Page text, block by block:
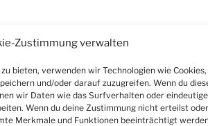
Zustimmung verwalten
bieten, verwenden wir Technologien wie Cookies,
und/oder darauf zuzugreifen. Wenn du
wir Daten wie das Surfverhalten oder eindeutige
Wenn du deine Zustimmung nicht erteilst oder
Merkmale und Funktionen beeinträchtigt
Felder